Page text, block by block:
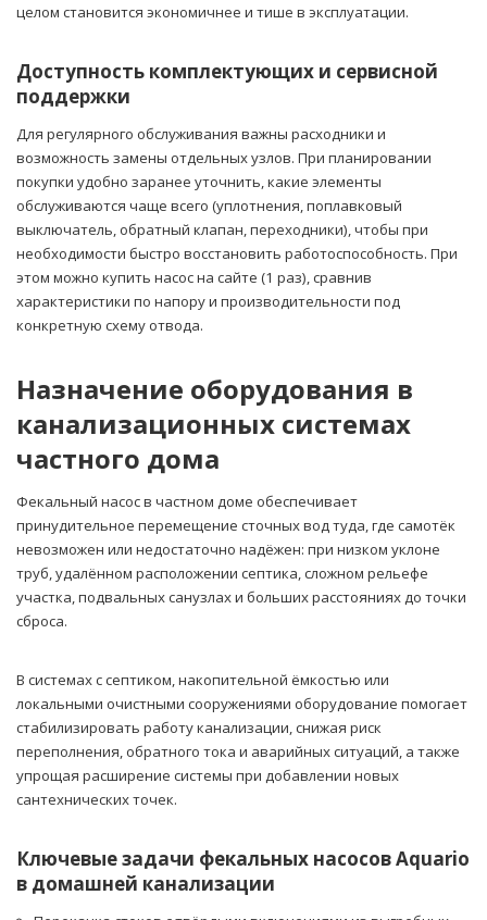
целом становится экономичнее и тише в эксплуатации.
Доступность комплектующих и сервисной
поддержки
Для регулярного обслуживания важны расходники и
возможность замены отдельных узлов. При планировании
покупки удобно заранее уточнить, какие элементы
обслуживаются чаще всего (уплотнения, поплавковый
выключатель, обратный клапан, переходники), чтобы при
необходимости быстро восстановить работоспособность. При
этом можно купить насос на сайте (1 раз), сравнив
характеристики по напору и производительности под
конкретную схему отвода.
Назначение оборудования в
канализационных системах
частного дома
Фекальный насос в частном доме обеспечивает
принудительное перемещение сточных вод туда, где самотёк
невозможен или недостаточно надёжен: при низком уклоне
труб, удалённом расположении септика, сложном рельефе
участка, подвальных санузлах и больших расстояниях до точки
сброса.
В системах с септиком, накопительной ёмкостью или
локальными очистными сооружениями оборудование помогает
стабилизировать работу канализации, снижая риск
переполнения, обратного тока и аварийных ситуаций, а также
упрощая расширение системы при добавлении новых
сантехнических точек.
Ключевые задачи фекальных насосов Aquario
в домашней канализации